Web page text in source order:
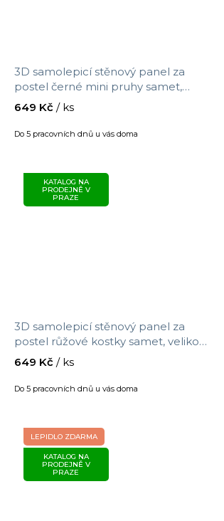
3D samolepicí stěnový panel za
postel černé mini pruhy samet,
velikost 0,69 m x 1,5 m
Do 5 pracovních dnů u vás doma
649 Kč / ks
KATALOG NA
PRODEJNĚ V
PRAZE
3D samolepicí stěnový panel za
postel růžové kostky samet, velikost
0,69 m x 1,4 m
Do 5 pracovních dnů u vás doma
649 Kč / ks
LEPIDLO ZDARMA
KATALOG NA
PRODEJNĚ V
PRAZE